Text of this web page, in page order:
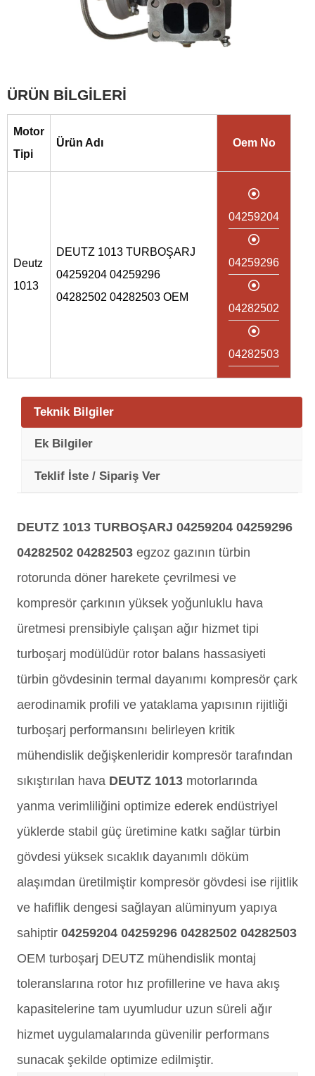
ÜRÜN BİLGİLERİ
Motor
Tipi
Ürün Adı Oem No
Deutz
1013
DEUTZ 1013 TURBOŞARJ
04259204 04259296
04282502 04282503 OEM
04259204
04259296
04282502
04282503
Teknik Bilgiler
Ek Bilgiler
Teklif İste / Sipariş Ver
DEUTZ 1013 TURBOŞARJ 04259204 04259296
04282502 04282503 egzoz gazının türbin
rotorunda döner harekete çevrilmesi ve
kompresör çarkının yüksek yoğunluklu hava
üretmesi prensibiyle çalışan ağır hizmet tipi
turboşarj modülüdür rotor balans hassasiyeti
türbin gövdesinin termal dayanımı kompresör çark
aerodinamik profili ve yataklama yapısının rijitliği
turboşarj performansını belirleyen kritik
mühendislik değişkenleridir kompresör tarafından
sıkıştırılan hava DEUTZ 1013 motorlarında
yanma verimliliğini optimize ederek endüstriyel
yüklerde stabil güç üretimine katkı sağlar türbin
gövdesi yüksek sıcaklık dayanımlı döküm
alaşımdan üretilmiştir kompresör gövdesi ise rijitlik
ve hafiflik dengesi sağlayan alüminyum yapıya
sahiptir 04259204 04259296 04282502 04282503
OEM turboşarj DEUTZ mühendislik montaj
toleranslarına rotor hız profillerine ve hava akış
kapasitelerine tam uyumludur uzun süreli ağır
hizmet uygulamalarında güvenilir performans
sunacak şekilde optimize edilmiştir.